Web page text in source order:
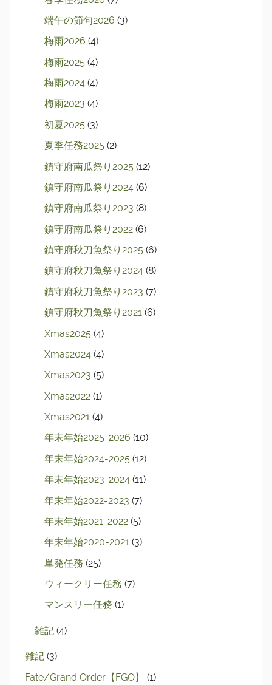
端午の節句2026 (3)
梅雨2026 (4)
梅雨2025 (4)
梅雨2024 (4)
梅雨2023 (4)
初夏2025 (3)
夏季任務2025 (2)
鎮守府南瓜祭り2025 (12)
鎮守府南瓜祭り2024 (6)
鎮守府南瓜祭り2023 (8)
鎮守府南瓜祭り2022 (6)
鎮守府秋刀魚祭り2025 (6)
鎮守府秋刀魚祭り2024 (8)
鎮守府秋刀魚祭り2023 (7)
鎮守府秋刀魚祭り2021 (6)
Xmas2025 (4)
Xmas2024 (4)
Xmas2023 (5)
Xmas2022 (1)
Xmas2021 (4)
年末年始2025-2026 (10)
年末年始2024-2025 (12)
年末年始2023-2024 (11)
年末年始2022-2023 (7)
年末年始2021-2022 (5)
年末年始2020-2021 (3)
単発任務 (25)
ウィークリー任務 (7)
マンスリー任務 (1)
雑記 (4)
雑記 (3)
Fate/Grand Order【FGO】
(1)